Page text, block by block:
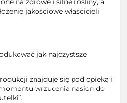
na zdrowe i silne rośliny, a
jakościowe właścicieli
jak najczystsze
znajduje się pod opieką i
wrzucenia nasion do